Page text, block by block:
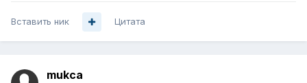
Вставить ник Цитата
mukca